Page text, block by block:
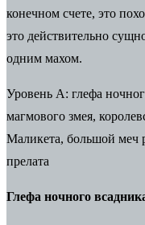
конечном счете, это
это действительно
одним махом.
Уровень A: глефа
магмового змея,
Маликета, большой меч
прелата
Глефа ночного